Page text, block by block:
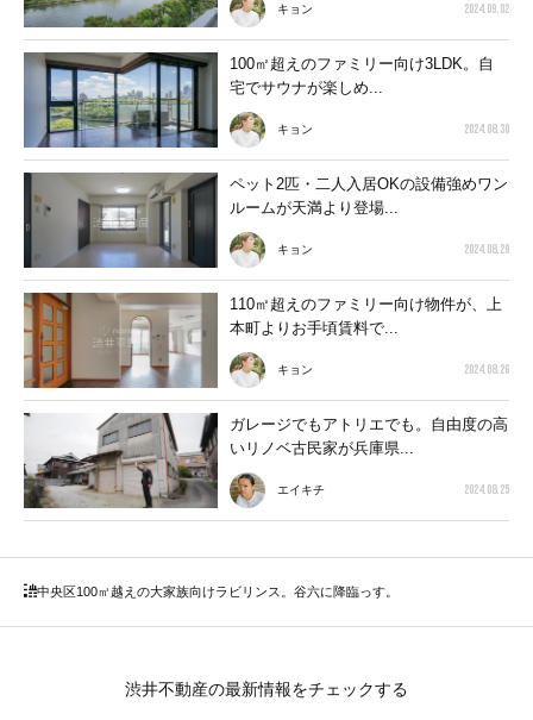
キョン 2024.09.02
100㎡超えのファミリー向け3LDK。自
宅でサウナが楽しめ...
キョン 2024.08.30
ペット2匹・二人入居OKの設備強めワン
ルームが天満より登場...
キョン 2024.08.29
110㎡超えのファミリー向け物件が、上
本町よりお手頃賃料で...
キョン 2024.08.26
ガレージでもアトリエでも。自由度の高
いリノベ古民家が兵庫県...
エイキチ 2024.08.25
100㎡越えの大家族向けラビリンス。谷六に降臨っす。
中央区
渋井不動産の最新情報をチェックする